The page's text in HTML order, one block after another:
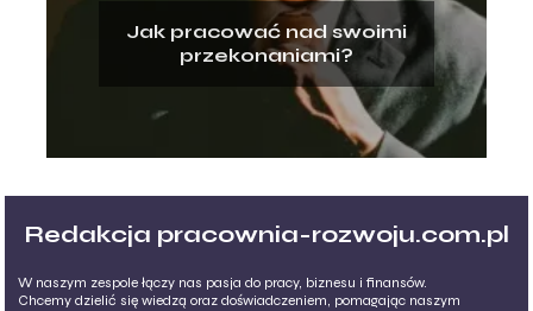
Jak pracować nad swoimi
przekonaniami?
Redakcja pracownia-rozwoju.com.pl
W naszym zespole łączy nas pasja do pracy, biznesu i finansów.
Chcemy dzielić się wiedzą oraz doświadczeniem, pomagając naszym